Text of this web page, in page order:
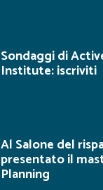
Sondaggi di
Institute: iscriviti
Al Salone del
presentato il
Planning